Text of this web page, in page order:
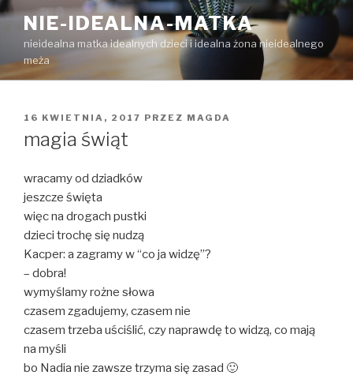
Przejdź
treści
NIE-IDEALNA-MATKA
nieidealna matka idealnych dzieci i idealna żona nieidealnego
meża
OPUBLIKOWANE
16 KWIETNIA, 2017 PRZEZ MAGDA
magia świąt
wracamy od dziadków
jeszcze święta
więc na drogach pustki
dzieci trochę się nudzą
Kacper: a zagramy w “co ja widzę”?
– dobra!
wymyślamy rożne słowa
czasem zgadujemy, czasem nie
czasem trzeba uściślić, czy naprawdę to widzą, co mają
na myśli
bo Nadia nie zawsze trzyma się zasad 🙂